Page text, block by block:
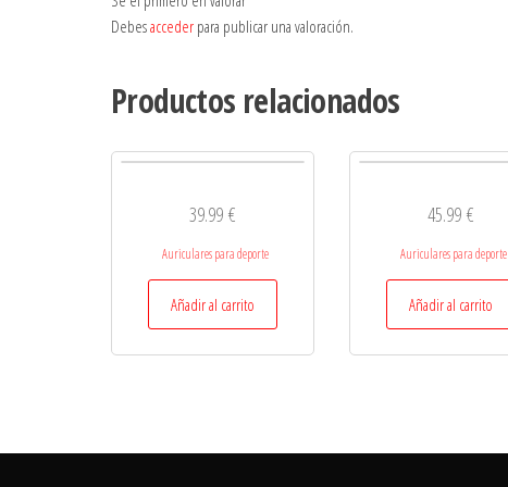
Debesacceder para publicar una valoración.
Productos relacionados
39.99 €
Auriculares para deporte
Añadir al carrito
45.99 €
Auriculares para deporte
Añadir al carrito